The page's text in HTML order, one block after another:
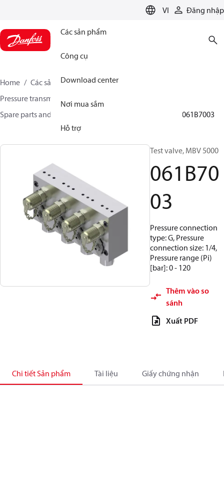
VI Đăng nhập
Các sản phẩm
Công cụ
Download center
Nơi mua sắm
Hỗ trợ
Home Các sản phẩm
Sensing solutions
Pressure transmitters and accessories
Spare parts and accessories for Pressure transmitters
061B7003
Test valve, MBV 5000
061B70
03
Pressure connection
type: G, Pressure
connection size: 1/4,
Pressure range (Pi)
[bar]: 0 - 120
Thêm vào so
sánh
Xuất PDF
Chi tiết Sản phẩm Tài liệu Giấy chứng nhận